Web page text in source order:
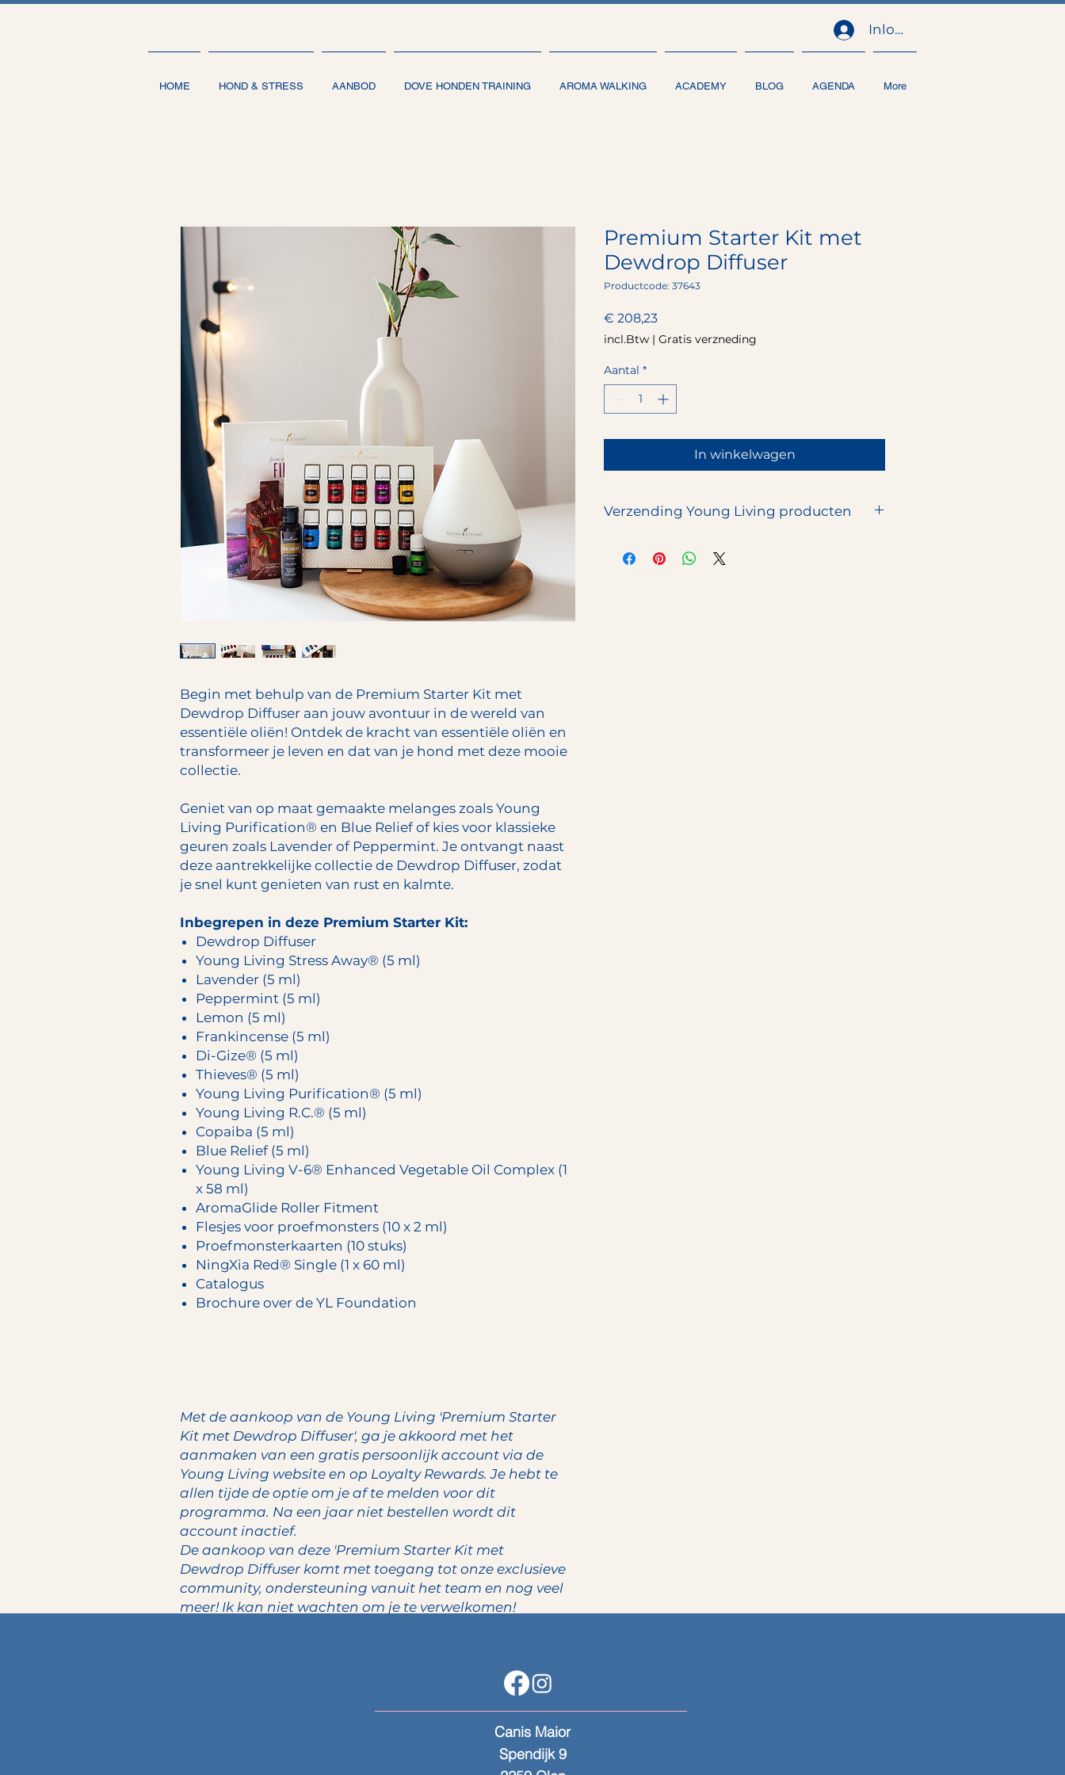
Inloggen
HOME HOND & STRESS AANBOD DOVE HONDEN TRAINING AROMA WALKING ACADEMY BLOG AGENDA More
Begin met behulp van de Premium Starter Kit met
Dewdrop Diffuser aan jouw avontuur in de wereld van
essentiële oliën! Ontdek de kracht van essentiële oliën en
transformeer je leven en dat van je hond met deze mooie
collectie.
Geniet van op maat gemaakte melanges zoals Young
Living Purification® en Blue Relief of kies voor klassieke
geuren zoals Lavender of Peppermint. Je ontvangt naast
deze aantrekkelijke collectie de Dewdrop Diffuser, zodat
je snel kunt genieten van rust en kalmte.
Inbegrepen in deze Premium Starter Kit:
Dewdrop Diffuser
Young Living Stress Away® (5 ml)
Lavender (5 ml)
Peppermint (5 ml)
Lemon (5 ml)
Frankincense (5 ml)
Di-Gize® (5 ml)
Thieves® (5 ml)
Young Living Purification® (5 ml)
Young Living R.C.® (5 ml)
Copaiba (5 ml)
Blue Relief (5 ml)
Young Living V-6® Enhanced Vegetable Oil Complex (1
x 58 ml)
AromaGlide Roller Fitment
Flesjes voor proefmonsters (10 x 2 ml)
Proefmonsterkaarten (10 stuks)
NingXia Red® Single (1 x 60 ml)
Catalogus
Brochure over de YL Foundation
Met de aankoop van de Young Living 'Premium Starter
Kit met Dewdrop Diffuser', ga je akkoord met het
aanmaken van een gratis persoonlijk account via de
Young Living website en op Loyalty Rewards. Je hebt te
allen tijde de optie om je af te melden voor dit
programma. Na een jaar niet bestellen wordt dit
account inactief.
De aankoop van deze 'Premium Starter Kit met
Dewdrop Diffuser komt met toegang tot onze exclusieve
community, ondersteuning vanuit het team en nog veel
meer! Ik kan niet wachten om je te verwelkomen!
Premium Starter Kit met
Dewdrop Diffuser
Productcode: 37643
€ 208,23Prijs
incl.Btw | Gratis verzneding
Aantal *
In winkelwagen
Verzending Young Living producten
verzending naar jouw opgegeven bezorgadres.
Canis Maior
Spendijk 9